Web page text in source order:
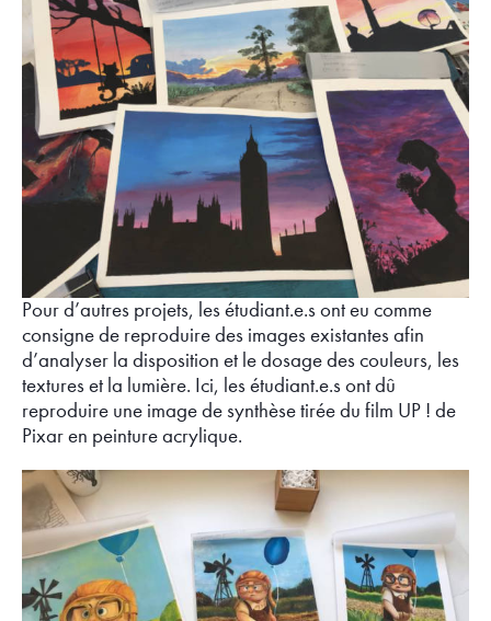
Pour d’autres projets, les étudiant.e.s ont eu comme
consigne de reproduire des images existantes afin
d’analyser la disposition et le dosage des couleurs, les
textures et la lumière. Ici, les étudiant.e.s ont dû
reproduire une image de synthèse tirée du film UP ! de
Pixar en peinture acrylique.